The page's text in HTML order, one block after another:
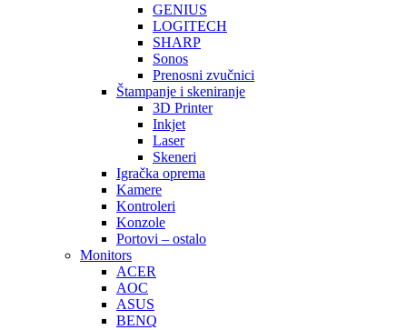
GENIUS
LOGITECH
SHARP
Sonos
Prenosni zvučnici
Štampanje i skeniranje
3D Printer
Inkjet
Laser
Skeneri
Igračka oprema
Kamere
Kontroleri
Konzole
Portovi – ostalo
Monitors
ACER
AOC
ASUS
BENQ